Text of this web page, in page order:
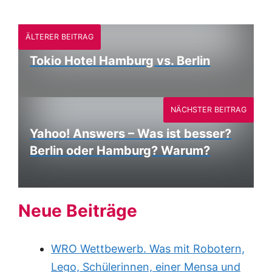
ÄLTERER BEITRAG
Tokio Hotel Hamburg vs. Berlin
Yahoo! Answers – Was ist besser?
Berlin oder Hamburg? Warum?
NÄCHSTER BEITRAG
Neue Beiträge
WRO Wettbewerb. Was mit Robotern,
Lego, Schülerinnen, einer Mensa und